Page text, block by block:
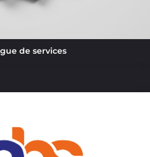
de services